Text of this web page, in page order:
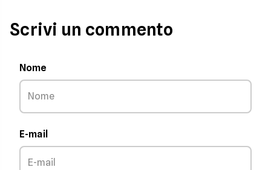
Scrivi un commento
Nome
E-mail